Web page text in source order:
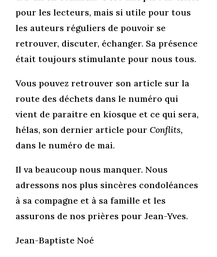
pour les lecteurs, mais si utile pour tous
les auteurs réguliers de pouvoir se
retrouver, discuter, échanger. Sa présence
était toujours stimulante pour nous tous.
Vous pouvez retrouver son article sur la
route des déchets dans le numéro qui
vient de paraitre en kiosque et ce qui sera,
hélas, son dernier article pourConflits,
dans le numéro de mai.
Il va beaucoup nous manquer. Nous
adressons nos plus sincères condoléances
à sa compagne et à sa famille et les
assurons de nos prières pour Jean-Yves.
Jean-Baptiste Noé